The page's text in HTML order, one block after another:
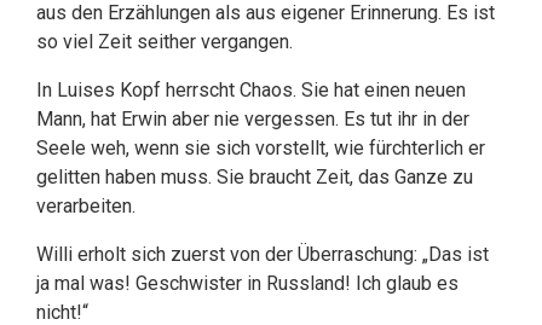
aus den Erzählungen als aus eigener Erinnerung. Es ist
so viel Zeit seither vergangen.
In Luises Kopf herrscht Chaos. Sie hat einen neuen
Mann, hat Erwin aber nie vergessen. Es tut ihr in der
Seele weh, wenn sie sich vorstellt, wie fürchterlich er
gelitten haben muss. Sie braucht Zeit, das Ganze zu
verarbeiten.
Willi erholt sich zuerst von der Überraschung: „Das ist
ja mal was! Geschwister in Russland! Ich glaub es
nicht!“